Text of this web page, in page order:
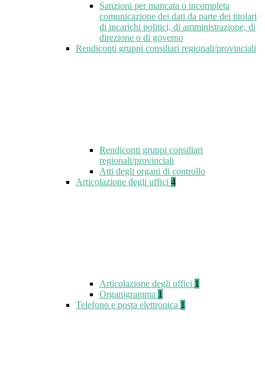
Sanzioni per mancata o incompleta
comunicazione dei dati da parte dei titolari
di incarichi politici, di amministrazione, di
direzione o di governo
Rendiconti gruppi consiliari regionali/provinciali
Rendiconti gruppi consiliari
regionali/provinciali
Atti degli organi di controllo
Articolazione degli uffici 4
Articolazione degli uffici 1
Organigramma 1
Telefono e posta elettronica 1